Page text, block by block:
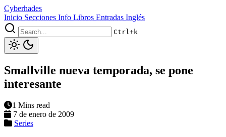
Cyberhades
Inicio Secciones Info Libros Entradas Inglés
Ctrl+k
Smallville nueva temporada, se pone
interesante
1 Mins read
7 de enero de 2009
Series